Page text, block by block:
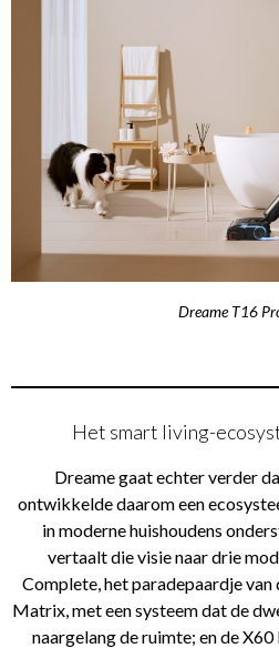
Dreame T16
Het smart living-
Dreame gaat echter verder
ontwikkelde daarom een
in moderne huishoudens
vertaalt die visie naar drie
Complete, het paradepaardje
Matrix, met een systeem dat de
naargelang de ruimte; en de